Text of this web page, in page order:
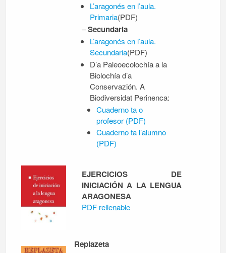
L’aragonés en l’aula.
Primaria(PDF)
–Secundaria
L’aragonés en l’aula.
Secundaria(PDF)
D’a Paleoecolochía a la
Biolochía d’a
Conservazión. A
Biodiversidat Perinenca:
Cuaderno ta o
profesor (PDF)
Cuaderno ta l’alumno
(PDF)
EJERCICIOS DE
INICIACIÓN A LA LENGUA
ARAGONESA
PDF rellenable
Replazeta